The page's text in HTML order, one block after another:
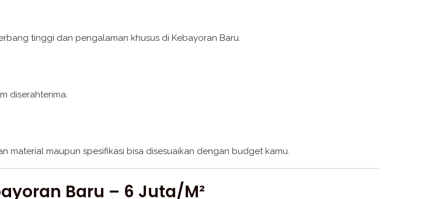
tinggi dan pengalaman khusus di Kebayoran Baru.
diserahterima.
material maupun spesifikasi bisa disesuaikan dengan budget kamu.
Baru – 6 Juta/m²